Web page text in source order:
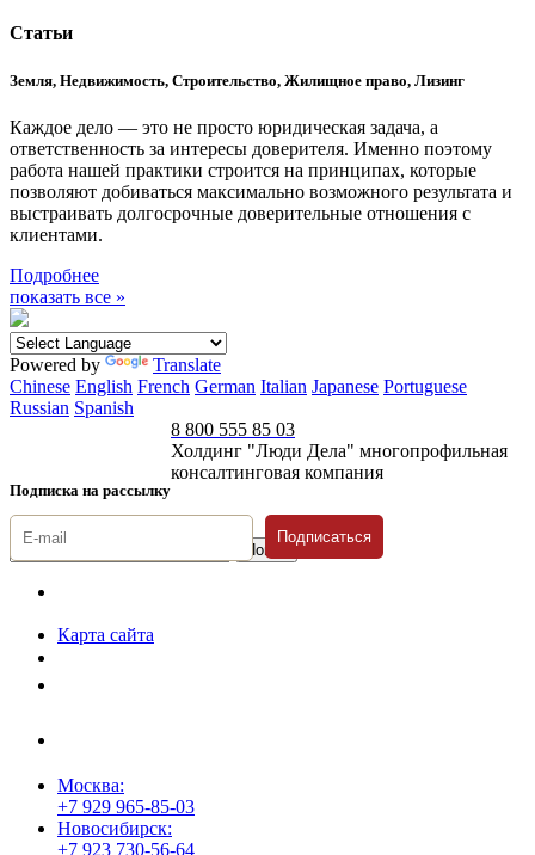
Статьи
Земля, Недвижимость, Строительство, Жилищное право, Лизинг
Каждое дело — это не просто юридическая задача, а
ответственность за интересы доверителя. Именно поэтому
работа нашей практики строится на принципах, которые
позволяют добиваться максимально возможного результата и
выстраивать долгосрочные доверительные отношения с
клиентами.
Подробнее
показать все »
Powered by
Translate
Chinese English French German Italian Japanese Portuguese
Russian Spanish
Подписка на рассылку
8 800 555 85 03
Холдинг "Люди Дела" многопрофильная
консалтинговая компания
Подписаться
Карта сайта
Москва:
+7 929 965-85-03
Новосибирск:
+7 923 730-56-64